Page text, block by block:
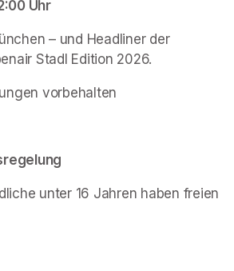
Uhr
– und Headliner der
Stadl Edition 2026.
vorbehalten
unter 16 Jahren haben freien